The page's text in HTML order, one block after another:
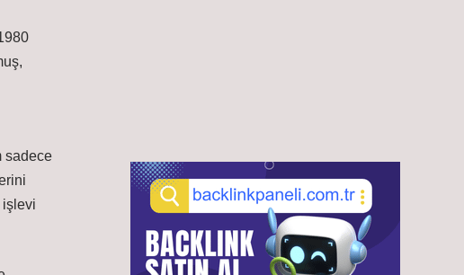
sadece
işlevi